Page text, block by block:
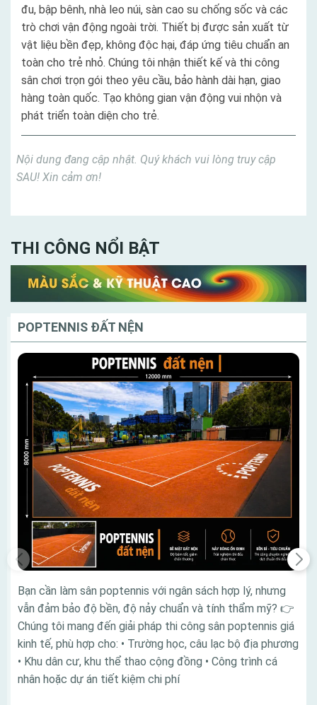
đu, bập bênh, nhà leo núi, sàn cao su chống sốc và các
trò chơi vận động ngoài trời. Thiết bị được sản xuất từ
vật liệu bền đẹp, không độc hại, đáp ứng tiêu chuẩn an
toàn cho trẻ nhỏ. Chúng tôi nhận thiết kế và thi công
sân chơi trọn gói theo yêu cầu, bảo hành dài hạn, giao
hàng toàn quốc. Tạo không gian vận động vui nhộn và
phát triển toàn diện cho trẻ.
Nội dung đang cập nhật. Quý khách vui lòng truy cập
SAU! Xin cảm ơn!
THI CÔNG NỔI BẬT
POPTENNIS ĐẤT NỆN
Bạn cần làm sân poptennis với ngân sách hợp lý, nhưng
vẫn đảm bảo độ bền, độ nảy chuẩn và tính thẩm mỹ? 👉
Chúng tôi mang đến giải pháp thi công sân poptennis giá
kinh tế, phù hợp cho: • Trường học, câu lạc bộ địa phương
• Khu dân cư, khu thể thao cộng đồng • Công trình cá
nhân hoặc dự án tiết kiệm chi phí